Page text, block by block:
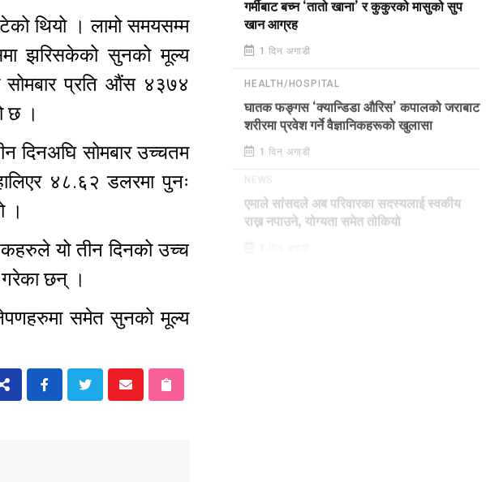
थियो । लामो समयसम्म
झरिसकेको सुनको मूल्य
सोमबार प्रति औंस ४३७४
छ ।
दिनअघि सोमबार उच्चतम
४८.६२ डलरमा पुनः
।
यो तीन दिनको उच्च
गरेका छन् ।
समेत सुनको मूल्य
गर्मीबाट बच्न ‘तातो खाना’ र कुकुरको मासुको सुप
खान आग्रह
1 दिन अगाडी
HEALTH/HOSPITAL
घातक फङ्गस ‘क्यान्डिडा औरिस’ कपालको जराबाट
शरीरमा प्रवेश गर्ने वैज्ञानिकहरूको खुलासा
1 दिन अगाडी
एमाले सांसदले अब परिवारका सदस्यलाई स्वकीय